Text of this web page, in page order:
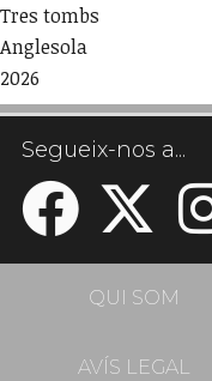
Tres tombs
Anglesola
2026
Segueix-nos a...
QUI SOM
AVÍS LEGAL